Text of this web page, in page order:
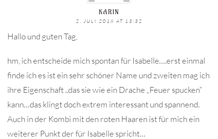
KARIN
2. JULI 2018 AT 13:32
Hallo und guten Tag,
hm, ich entscheide mich spontan für Isabelle….erst einmal
finde ich es ist ein sehr schöner Name und zweiten mag ich
ihre Eigenschaft ..das sie wie ein Drache „Feuer spucken“
kann…das klingt doch extrem interessant und spannend.
Auch in der Kombi mit den roten Haaren ist für mich ein
weiterer Punkt der für Isabelle spricht…